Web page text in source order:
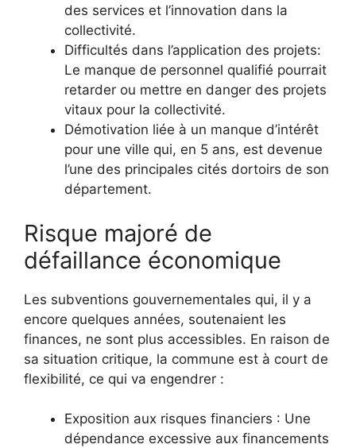
des services et l’innovation dans la
collectivité.
Difficultés dans l’application des projets:
Le manque de personnel qualifié pourrait
retarder ou mettre en danger des projets
vitaux pour la collectivité.
Démotivation liée à un manque d’intérêt
pour une ville qui, en 5 ans, est devenue
l’une des principales cités dortoirs de son
département.
Risque majoré de
défaillance économique
Les subventions gouvernementales qui, il y a
encore quelques années, soutenaient les
finances, ne sont plus accessibles. En raison de
sa situation critique, la commune est à court de
flexibilité, ce qui va engendrer :
Exposition aux risques financiers : Une
dépendance excessive aux financements